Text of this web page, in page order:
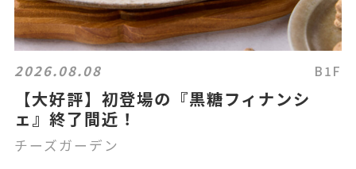
2026.08.08 B1F
【大好評】初登場の『黒糖フィナンシ
ェ』終了間近！
チーズガーデン